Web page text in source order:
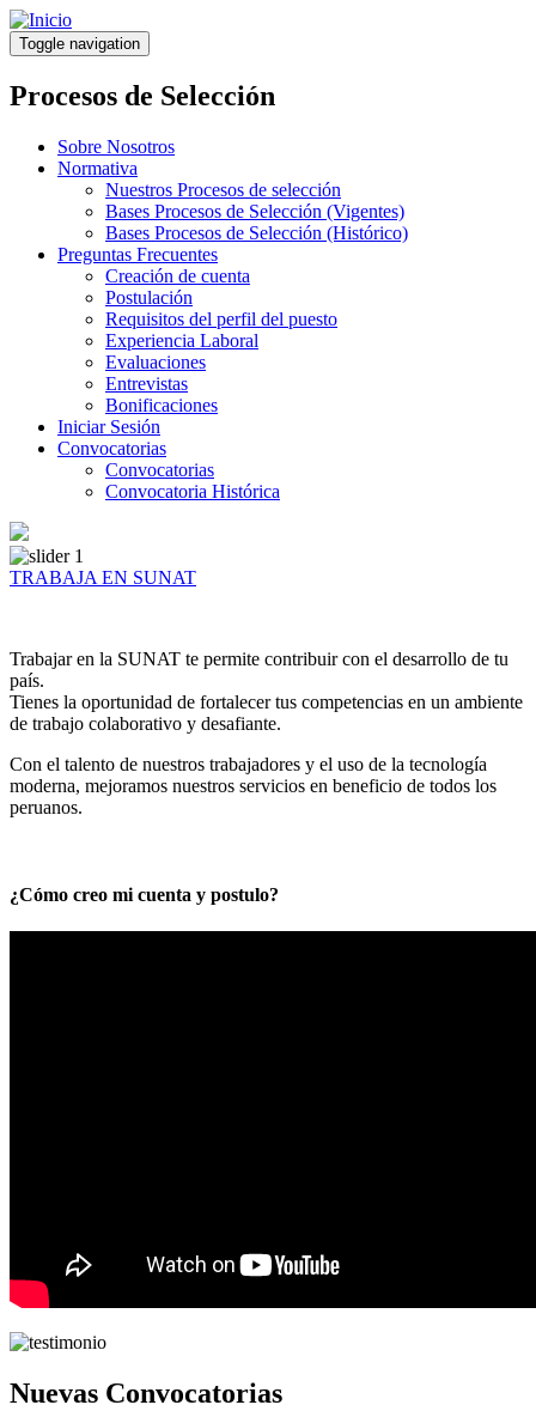
Pasar
al
contenido
principal
Toggle navigation
Procesos de Selección
Sobre Nosotros
Normativa
Nuestros Procesos de selección
Bases Procesos de Selección (Vigentes)
Bases Procesos de Selección (Histórico)
Preguntas Frecuentes
Creación de cuenta
Postulación
Requisitos del perfil del puesto
Experiencia Laboral
Evaluaciones
Entrevistas
Bonificaciones
Iniciar Sesión
Convocatorias
Convocatorias
Convocatoria Histórica
TRABAJA EN SUNAT
Trabajar en la SUNAT te permite contribuir con el desarrollo de tu
país.
Tienes la oportunidad de fortalecer tus competencias en un ambiente
de trabajo colaborativo y desafiante.
Con el talento de nuestros trabajadores y el uso de la tecnología
moderna, mejoramos nuestros servicios en beneficio de todos los
peruanos.
¿Cómo creo mi cuenta y postulo?
Nuevas Convocatorias